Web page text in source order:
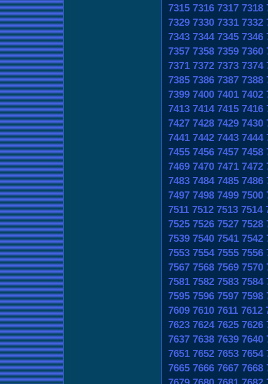
7315 7316 7317 7318
7329 7330 7331 7332
7343 7344 7345 7346
7357 7358 7359 7360
7371 7372 7373 7374
7385 7386 7387 7388
7399 7400 7401 7402
7413 7414 7415 7416
7427 7428 7429 7430
7441 7442 7443 7444
7455 7456 7457 7458
7469 7470 7471 7472
7483 7484 7485 7486
7497 7498 7499 7500
7511 7512 7513 7514
7525 7526 7527 7528
7539 7540 7541 7542
7553 7554 7555 7556
7567 7568 7569 7570
7581 7582 7583 7584
7595 7596 7597 7598
7609 7610 7611 7612
7623 7624 7625 7626
7637 7638 7639 7640
7651 7652 7653 7654
7665 7666 7667 7668